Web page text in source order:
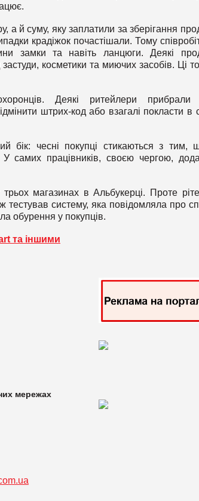
а й суму, яку заплатили за зберігання
крадіжок почастішали. Тому
замки та навіть ланцюги. Деякі
косметики та миючих засобів. Ці
Деякі ритейлери прибрали
штрих-код або взагалі покласти в
бік: чесні покупці стикаються з тим,
У самих працівників, своєю чергою,
магазинах в Альбукерці. Проте
систему, яка повідомляла про
обурення у покупців.
та іншими
мережах